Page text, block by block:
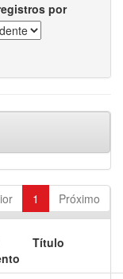
por
1 Próximo
Título